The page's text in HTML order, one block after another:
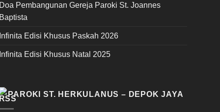
Doa Pembangunan Gereja Paroki St. Joannes
Baptista
Infinita Edisi Khusus Paskah 2026
Infinita Edisi Khusus Natal 2025
PAROKI ST. HERKULANUS – DEPOK JAYA